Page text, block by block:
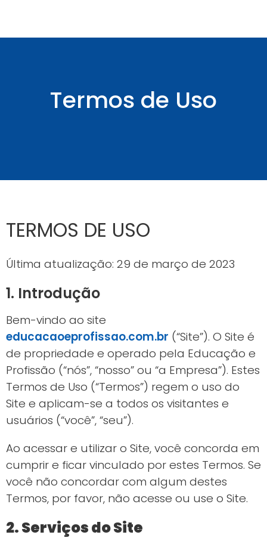
Termos de Uso
TERMOS DE USO
Última atualização: 29 de março de 2023
1. Introdução
Bem-vindo ao site
educacaoeprofissao.com.br (“Site”). O Site é
de propriedade e operado pela Educação e
Profissão (“nós”, “nosso” ou “a Empresa”). Estes
Termos de Uso (“Termos”) regem o uso do
Site e aplicam-se a todos os visitantes e
usuários (“você”, “seu”).
Ao acessar e utilizar o Site, você concorda em
cumprir e ficar vinculado por estes Termos. Se
você não concordar com algum destes
Termos, por favor, não acesse ou use o Site.
2. Serviços do Site